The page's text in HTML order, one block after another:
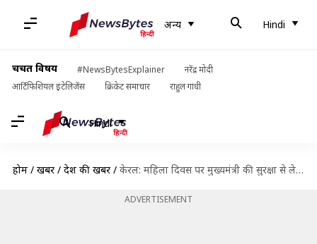
अन्य Hindi
चर्चित विषय #NewsBytesExplainer
नरेंद्र मोदी
आर्टिफिशियल इंटेलिजेंस
क्रिकेट समाचार राहुल गांधी
Hindi
होम / खबरें / देश की खबरें / केरल: महिला दिवस पर मुख्यमंत्री की सुरक्षा से लेकर थानों की जिम्मेदारी संभालेंगी महिलाएं
ADVERTISEMENT